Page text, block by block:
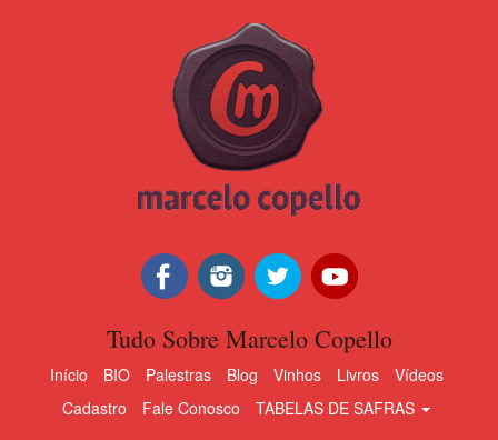
Tudo Sobre Marcelo Copello
Início BIO Palestras Blog Vinhos Livros
Vídeos
Cadastro
Fale Conosco TABELAS DE SAFRAS